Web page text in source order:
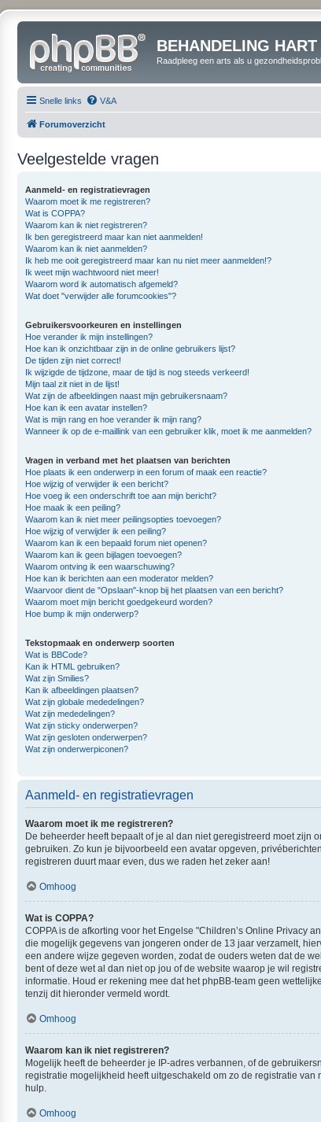
BEHANDELING
Raadpleeg een arts als u
Snelle links V&A
Forumoverzicht
Veelgestelde vragen
Aanmeld- en registratievragen
Waarom moet ik me registreren?
Wat is COPPA?
Waarom kan ik niet registreren?
Ik ben geregistreerd maar kan niet aanmelden!
Waarom kan ik niet aanmelden?
Ik heb me ooit geregistreerd maar kan nu niet meer aanmelden!?
Ik weet mijn wachtwoord niet meer!
Waarom word ik automatisch afgemeld?
Wat doet "verwijder alle forumcookies"?
Gebruikersvoorkeuren en instellingen
Hoe verander ik mijn instellingen?
Hoe kan ik onzichtbaar zijn in de online gebruikers lijst?
De tijden zijn niet correct!
Ik wijzigde de tijdzone, maar de tijd is nog steeds verkeerd!
Mijn taal zit niet in de lijst!
Wat zijn de afbeeldingen naast mijn gebruikersnaam?
Hoe kan ik een avatar instellen?
Wat is mijn rang en hoe verander ik mijn rang?
Wanneer ik op de e-maillink van een gebruiker klik, moet ik me aanmelden?
Vragen in verband met het plaatsen van berichten
Hoe plaats ik een onderwerp in een forum of maak een reactie?
Hoe wijzig of verwijder ik een bericht?
Hoe voeg ik een onderschrift toe aan mijn bericht?
Hoe maak ik een peiling?
Waarom kan ik niet meer peilingsopties toevoegen?
Hoe wijzig of verwijder ik een peiling?
Waarom kan ik een bepaald forum niet openen?
Waarom kan ik geen bijlagen toevoegen?
Waarom ontving ik een waarschuwing?
Hoe kan ik berichten aan een moderator melden?
Waarvoor dient de "Opslaan"-knop bij het plaatsen van een bericht?
Waarom moet mijn bericht goedgekeurd worden?
Hoe bump ik mijn onderwerp?
Tekstopmaak en onderwerp soorten
Wat is BBCode?
Kan ik HTML gebruiken?
Wat zijn Smilies?
Kan ik afbeeldingen plaatsen?
Wat zijn globale mededelingen?
Wat zijn mededelingen?
Wat zijn sticky onderwerpen?
Wat zijn gesloten onderwerpen?
Wat zijn onderwerpiconen?
Aanmeld- en registratievragen
Waarom moet ik me registreren?
De beheerder heeft bepaalt of je al dan niet geregistreerd moet zijn
gebruiken. Zo kun je bijvoorbeeld een avatar opgeven,
registreren duurt maar even, dus we raden het zeker aan!
Omhoog
Wat is COPPA?
COPPA is de afkorting voor het Engelse "Children’s Online Privacy
die mogelijk gegevens van jongeren onder de 13 jaar verzamelt,
een andere wijze gegeven worden, zodat de ouders weten dat de
bent of deze wet al dan niet op jou of de website waarop je wil
informatie. Houd er rekening mee dat het phpBB-team geen
tenzij dit hieronder vermeld wordt.
Omhoog
Waarom kan ik niet registreren?
Mogelijk heeft de beheerder je IP-adres verbannen, of de
registratie mogelijkheid heeft uitgeschakeld om zo de registratie
hulp.
Omhoog